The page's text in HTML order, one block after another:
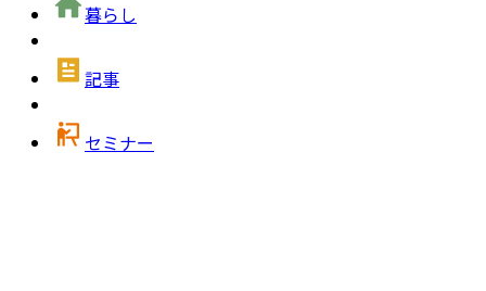
暮らし
記事
セミナー